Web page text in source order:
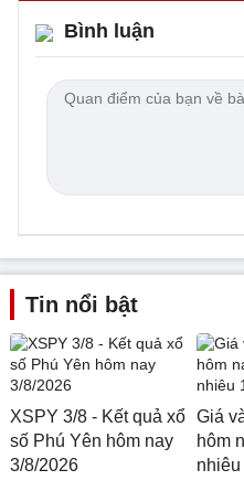
Bình luận
Tin nổi bật
XSPY 3/8 - Kết quả xổ
số Phú Yên hôm nay
3/8/2026
Giá
hôm